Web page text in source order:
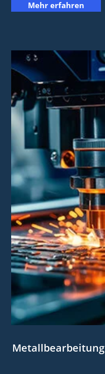
Mehr erfahren
Metallbearbeitung